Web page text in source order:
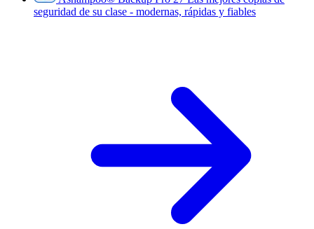
seguridad de su clase - modernas, rápidas y fiables